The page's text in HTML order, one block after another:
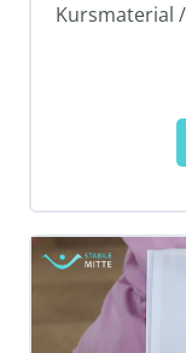
Kursmaterial